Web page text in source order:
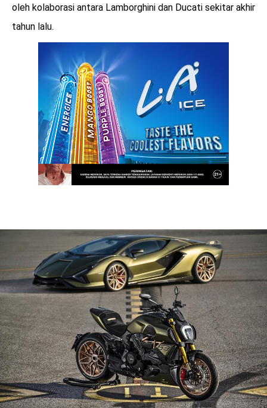
oleh kolaborasi antara Lamborghini dan Ducati sekitar akhir
tahun lalu.